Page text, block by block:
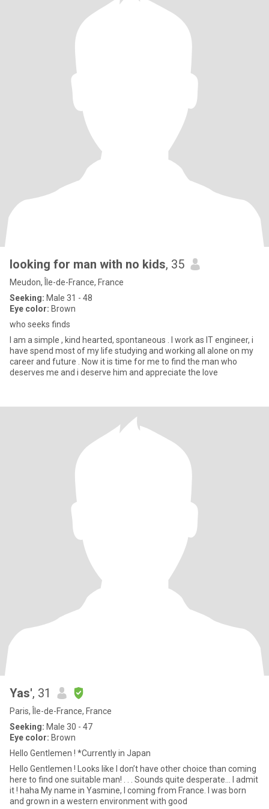
looking for man with no kids, 35
Meudon, Île-de-France, France
Seeking: Male 31 - 48
Eye color: Brown
who seeks finds
I am a simple , kind hearted, spontaneous . I work as IT engineer, i
have spend most of my life studying and working all alone on my
career and future . Now it is time for me to find the man who
deserves me and i deserve him and appreciate the love
Yas', 31
Paris, Île-de-France, France
Seeking: Male 30 - 47
Eye color: Brown
Hello Gentlemen ! *Currently in Japan
Hello Gentlemen ! Looks like I don’t have other choice than coming
here to find one suitable man! . . . Sounds quite desperate… I admit
it ! haha My name in Yasmine, I coming from France. I was born
and grown in a western environment with good